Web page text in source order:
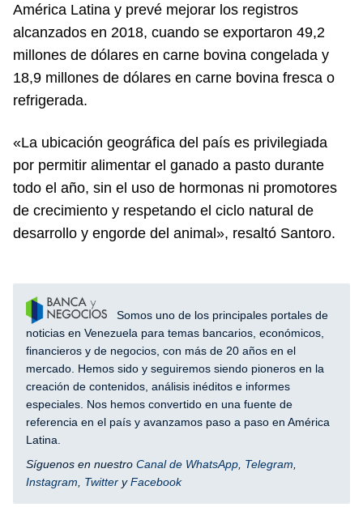
América Latina y prevé mejorar los registros
alcanzados en 2018, cuando se exportaron 49,2
millones de dólares en carne bovina congelada y
18,9 millones de dólares en carne bovina fresca o
refrigerada.
«La ubicación geográfica del país es privilegiada
por permitir alimentar el ganado a pasto durante
todo el año, sin el uso de hormonas ni promotores
de crecimiento y respetando el ciclo natural de
desarrollo y engorde del animal», resaltó Santoro.
Somos uno de los principales portales de
noticias en Venezuela para temas bancarios, económicos,
financieros y de negocios, con más de 20 años en el
mercado. Hemos sido y seguiremos siendo pioneros en la
creación de contenidos, análisis inéditos e informes
especiales. Nos hemos convertido en una fuente de
referencia en el país y avanzamos paso a paso en América
Latina.
Síguenos en nuestro Canal de WhatsApp Telegram
Instagram
Twitter yFacebook